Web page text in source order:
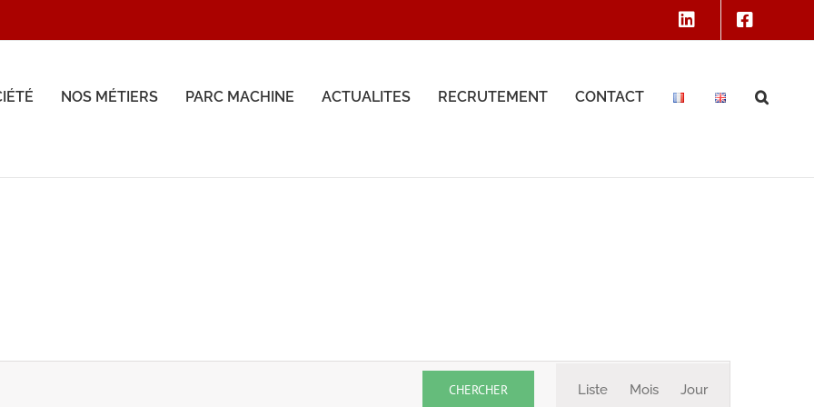
NOS MÉTIERS PARC MACHINE ACTUALITES RECRUTEMENT CONTACT
CHERCHER
de
Liste Mois Jour